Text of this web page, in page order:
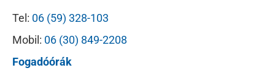
Tel: 06 (59) 328-103
Mobil: 06 (30) 849-2208
Fogadóórák